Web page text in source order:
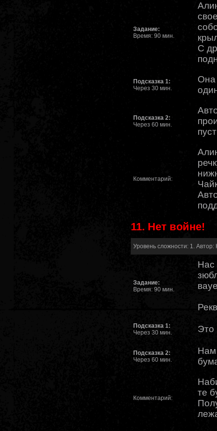
Задание:
Время: 90 мин.
С
Подсказка 1:
Через 30 мин.
Она
Подсказка 2:
Через 60 мин.
Комментарий:
11. Нет войне!
Уровень сложности: 1. Автор:
Задание:
Время: 90 мин.
Нас
Подсказка 1:
Через 30 мин.
Подсказка 2:
Через 60 мин.
Нам
Комментарий:
те